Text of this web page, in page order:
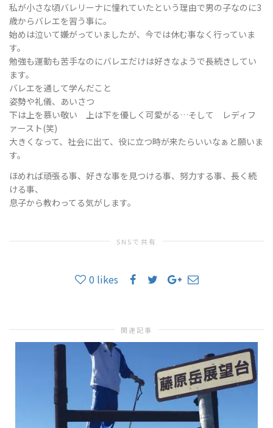
を
切
り
替
私が小さな頃バレリーナに憧れていたという理由で男の子なのに3
歳からバレエを習う事に。
始めは泣いて嫌がっていましたが、今では休む事なく行っていま
す。
勉強も運動も苦手なのにバレエだけは好きなようで長続きしてい
ます。
バレエを通して学んだこと
姿勢や礼儀、あいさつ
下は上を慕い敬い 上は下を優しく可愛がる…そして レディフ
ァースト(笑)
大きくなって、社会に出て、役に立つ時が来たらいいなぁと願いま
す。
ほめれば頑張る事、好きな事を見つける事、努力する事、長く続
ける事、
息子から教わってる気がします。
SNSで共有
0 likes
関連記事